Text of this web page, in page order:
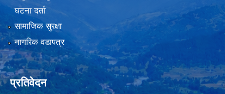
घटना दर्ता
सामाजिक सुरक्षा
नागरिक वडापत्र
प्रतिवेदन